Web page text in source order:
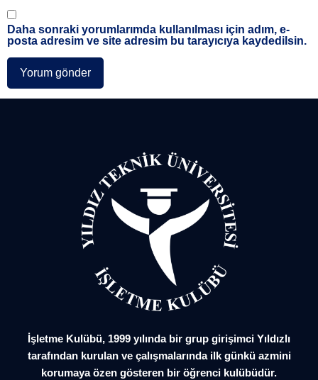
Daha sonraki yorumlarımda kullanılması için adım, e-
posta adresim ve site adresim bu tarayıcıya kaydedilsin.
İşletme Kulübü, 1999 yılında bir grup girişimci Yıldızlı
tarafından kurulan ve çalışmalarında ilk günkü azmini
korumaya özen gösteren bir öğrenci kulübüdür.